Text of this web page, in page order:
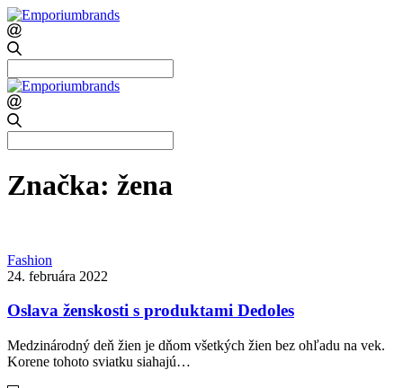
for:
for:
Značka: žena
Fashion
24. februára 2022
Oslava ženskosti s produktami Dedoles
Medzinárodný deň žien je dňom všetkých žien bez ohľadu na vek.
Korene tohoto sviatku siahajú…